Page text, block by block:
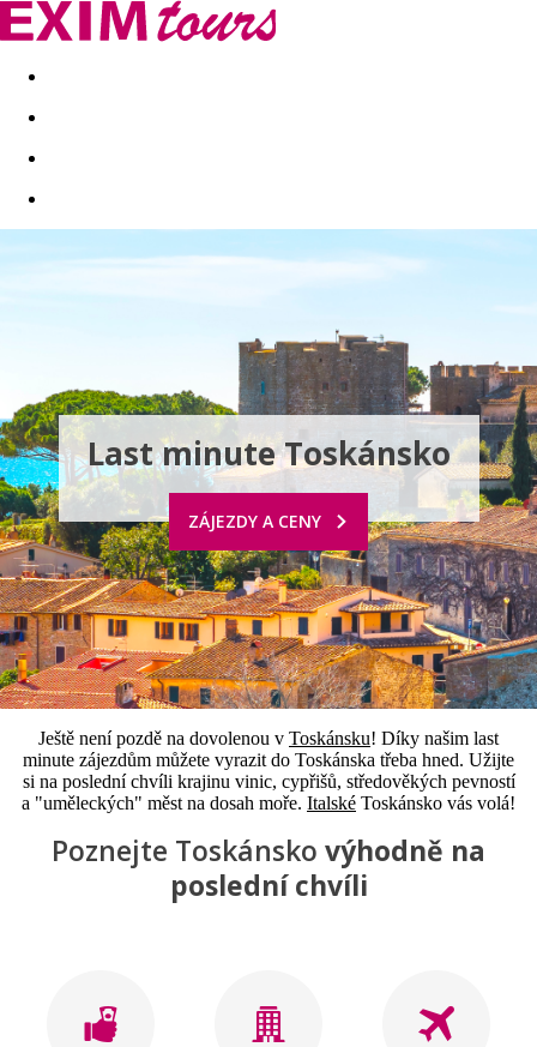
Akční nabídky Last minute
Last minute Toskánsko
ZÁJEZDY A CENY
Ještě není pozdě na dovolenou v Toskánsku! Díky našim last
minute zájezdům můžete vyrazit do Toskánska třeba hned. Užijte
si na poslední chvíli krajinu vinic, cypřišů, středověkých pevností
a "uměleckých" měst na dosah moře. Italské Toskánsko vás volá!
Poznejte Toskánsko výhodně na
poslední chvíli